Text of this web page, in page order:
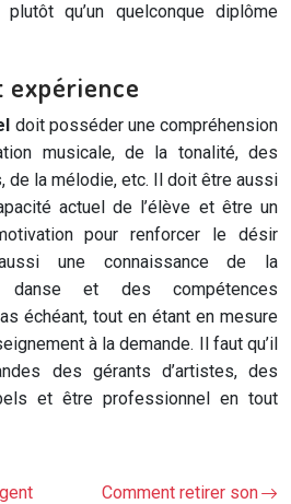
qu’un quelconque diplôme
expérience
doit posséder une compréhension
musicale, de la tonalité, des
de la mélodie, etc. Il doit être aussi
actuel de l’élève et être un
pour renforcer le désir
une connaissance de la
et des compétences
échéant, tout en étant en mesure
à la demande. Il faut qu’il
des gérants d’artistes, des
et être professionnel en tout
Comment retirer son